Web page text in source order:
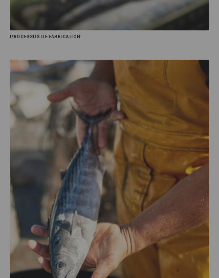
PROCESSUS DE FABRICATION